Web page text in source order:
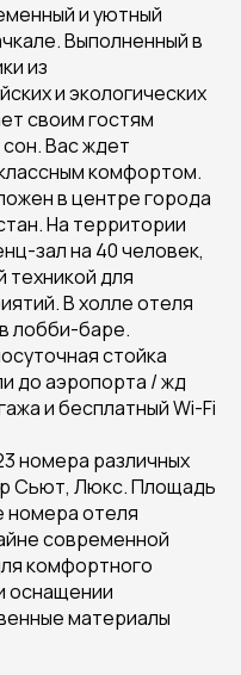
и уютный
Выполненный в
из
и экологических
своим гостям
Вас ждет
комфортом.
в центре города
На территории
зал на 40 человек,
для
В холле отеля
лобби-баре.
стойка
до аэропорта / жд
и бесплатный Wi-Fi
номера различных
Сьют, Люкс. Площадь
номера отеля
современной
комфортного
оснащении
материалы